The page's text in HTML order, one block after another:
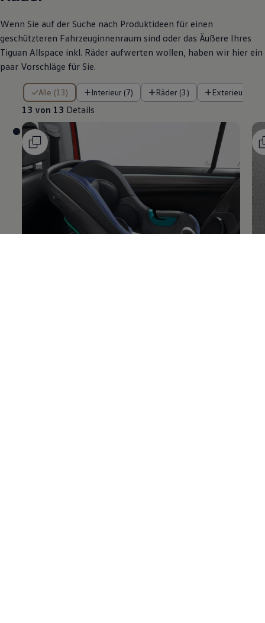
Wenn Sie auf der Suche nach Produktideen für einen
geschützteren Fahrzeuginnenraum sind oder das Äußere Ihres
Tiguan Allspace inkl. Räder aufwerten wollen, haben wir hier ein
paar Vorschläge für Sie.
Alle (13) Interieur (7) Räder (3) Exterieur (3)
13 von 13 Details
13 von 13 Details